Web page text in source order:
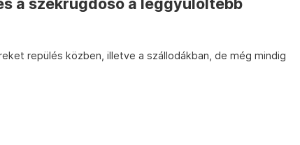
repülés közben, illetve a szállodákban, de még mindig